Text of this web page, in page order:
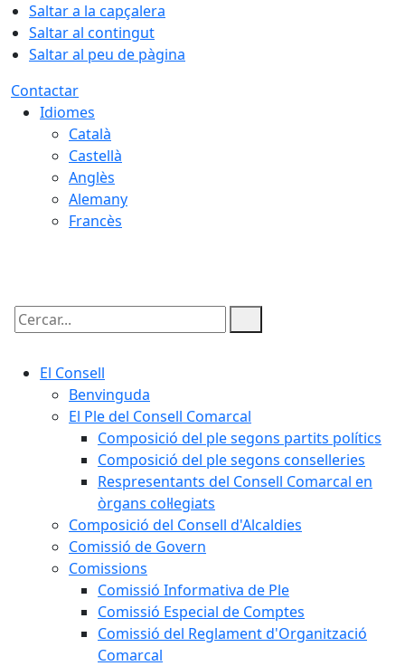
Saltar a la capçalera
Saltar al contingut
Saltar al peu de pàgina
Contactar
Idiomes
Català
Castellà
Anglès
Alemany
Francès
Cercar:
El Consell
Benvinguda
El Ple del Consell Comarcal
Composició del ple segons partits polítics
Composició del ple segons conselleries
Respresentants del Consell Comarcal en
òrgans col·legiats
Composició del Consell d'Alcaldies
Comissió de Govern
Comissions
Comissió Informativa de Ple
Comissió Especial de Comptes
Comissió del Reglament d'Organització
Comarcal